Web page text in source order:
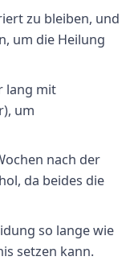
zu bleiben, und
um die Heilung
lang mit
um
nach der
da beides die
so lange wie
setzen kann.